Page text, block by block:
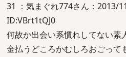
31 ：気まぐれ774さん：2013/
ID:VBrt1tQJ0
何故か出会い系慣れしてない素
金払うどころかむしろおごって